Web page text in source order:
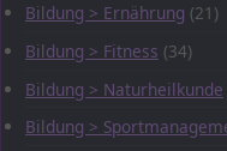
Bildung > Ernährung (21)
Bildung > Fitness (34)
Bildung > Naturheilkunde
Bildung >